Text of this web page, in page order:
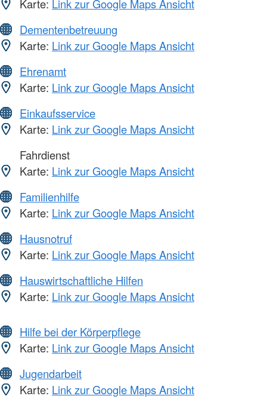
Karte: Link zur Google Maps Ansicht
Dementenbetreuung
Karte: Link zur Google Maps Ansicht
Ehrenamt
Karte: Link zur Google Maps Ansicht
Einkaufsservice
Karte: Link zur Google Maps Ansicht
Fahrdienst
Karte: Link zur Google Maps Ansicht
Familienhilfe
Karte: Link zur Google Maps Ansicht
Hausnotruf
Karte: Link zur Google Maps Ansicht
Hauswirtschaftliche Hilfen
Karte: Link zur Google Maps Ansicht
Hilfe bei der Körperpflege
Karte: Link zur Google Maps Ansicht
Jugendarbeit
Karte: Link zur Google Maps Ansicht